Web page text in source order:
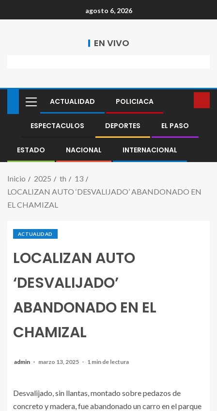
agosto 6, 2026
EN VIVO
ACTUALIDAD POLICIACA
ESPECTACULOS DEPORTES EL PASO
ESTADO NACIONAL INTERNACIONAL
Inicio 2025 th
13
LOCALIZAN AUTO ‘DESVALIJADO’ ABANDONADO EN
EL CHAMIZAL
ACTUALIDAD
LOCALIZAN AUTO
‘DESVALIJADO’
ABANDONADO EN EL
CHAMIZAL
admin marzo 13, 2025 1 min de lectura
Desvalijado, sin llantas, montado sobre pedazos de
concreto y madera, fue abandonado un carro en el parque